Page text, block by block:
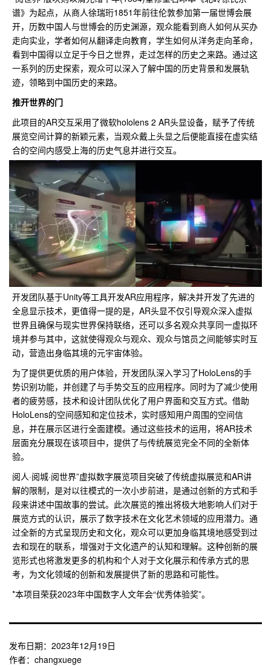
谱》为起点，从商人徐瑞珩1851年前往伦敦参加第一届世博会展
开，历数中国人与世博会的历史渊源，观众能看到商人如何从买办
走向实业，学者如何从翻译走向教育，学生如何从洋务走向革命，
看到中国得以立足于今日之世界，走过怎样的历史之来路。通过这
一系列的历史探索，观众可以深入了解中国的历史背景和发展轨
迹，领略到中国历史的来路。
推开世界的门
此项目的AR交互采用了微软hololens 2 AR头显设备，赋予了传统
展览空间计算的新颖元素，当观众戴上头显之后便能直接在虚实结
合的空间内感受上海的历史气息并进行交互。
开发团队基于Unity等工具开发AR应用程序，解决并开发了先进的
全息显示技术，更值得一提的是，AR头显不仅引导观众深入虚拟
世界且确保与现实世界保持联络，还可以多名观众共享同一虚拟环
境并参与其中，这就使得观众与观众、观众与馆员之间能够实时互
动，营造出身临其境的元宇宙体验。
为了提供更优质的用户体验，开发团队深入学习了HoloLens的手
势识别功能，并创建了与手势交互的应用程序。同时为了减少使用
者的疲劳感，技术和设计团队优化了用户界面和交互方式。借助
HoloLens的空间感知和定位技术，实时感知用户周围的空间信
息，并在展示区进行全面建模。通过这些技术的运用，将AR技术
层面充分展现在该项目中，提供了与传统展览完全不同的全新体
验。
阅人·阅城·阅世界”虚拟数字展览项目突破了传统虚拟展览和AR讲
解的限制，是对以往模式的一次小步前进，是通过创新的方式和手
段来讲述中国故事的尝试。此次展览的推出将极大地影响人们对于
展览方式的认识，展示了数字技术在文化艺术领域的应用潜力。通
过全新的方式呈现历史和文化，观众可以更加身临其境地感受到过
去和现在的联系，增强对于文化遗产的认知和理解。这种创新的展
览形式也将激发更多的机构和个人对于文化展示和传承方式的思
考，为文化领域的创新和发展提供了新的思路和可能性。
*本项目荣获2023年中国数字人文年会“优秀体验奖”。
发布日期： 2023年12月19日
作者： changxuege